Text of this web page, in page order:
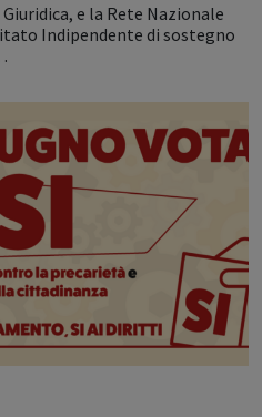
e la Rete Nazionale
Indipendente di sostegno